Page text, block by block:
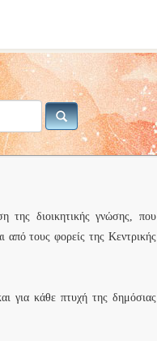
της διοικητικής γνώσης, που
από τους φορείς της Κεντρικής
για κάθε πτυχή της δημόσιας